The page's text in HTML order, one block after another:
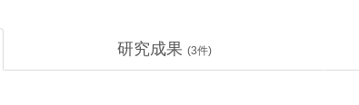
研究成果 (3件)